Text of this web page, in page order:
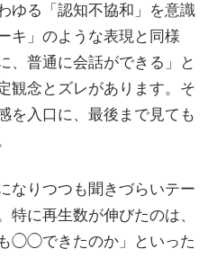
ゆる「認知不協和」を意識
キ」のような表現と同様
、普通に会話ができる」と
観念とズレがあります。そ
を入口に、最後まで見ても
なりつつも聞きづらいテー
特に再生数が伸びたのは、
◯◯できたのか」といった